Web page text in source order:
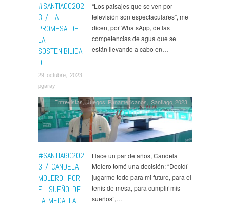
#SANTIAGO202
3 / LA
PROMESA DE
LA
SOSTENIBILIDA
D
29 octubre, 2023
pgaray
“Los paisajes que se ven por
televisión son espectaculares”, me
dicen, por WhatsApp, de las
competencias de agua que se
están llevando a cabo en…
#SANTIAGO202
3 / CANDELA
MOLERO, POR
EL SUEÑO DE
LA MEDALLA
Entrevistas,Juegos Panamericanos ,Santiago 2023
Hace un par de años, Candela
Molero tomó una decisión: “Decidí
jugarme todo para mi futuro, para el
tenis de mesa, para cumplir mis
sueños”,…